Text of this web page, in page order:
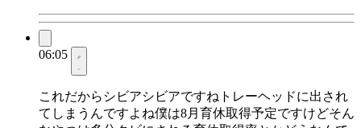
06:05
これだからシビアシビアですねトレーヘッドに出され
てしまうんですよね僕は8月育休取得予定ですけどそん